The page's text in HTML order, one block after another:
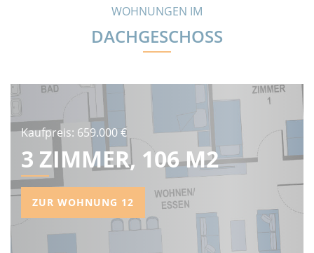
WOHNUNGEN IM
DACHGESCHOSS
Kaufpreis: 659.000 €
3 ZIMMER, 106 M2
ZUR WOHNUNG 12